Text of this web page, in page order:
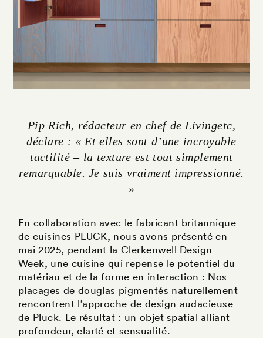
Pip Rich, rédacteur en chef de Livingetc,
déclare : « Et elles sont d’une incroyable
tactilité – la texture est tout simplement
remarquable. Je suis vraiment impressionné.
»
En collaboration avec le fabricant britannique
de cuisines PLUCK, nous avons présenté en
mai 2025, pendant la Clerkenwell Design
Week, une cuisine qui repense le potentiel du
matériau et de la forme en interaction : Nos
placages de douglas pigmentés naturellement
rencontrent l’approche de design audacieuse
de Pluck. Le résultat : un objet spatial alliant
profondeur, clarté et sensualité.